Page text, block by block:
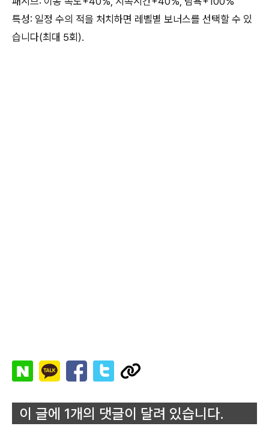
특성: 일정 수의 적을 처치하면 레벨별 보너스를 선택할 수 있
습니다(최대 5회).
이 글에 1개의 댓글이 달려 있습니다.